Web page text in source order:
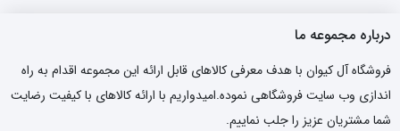
درباره مجموعه ما
فروشگاه آل کیوان با هدف معرفی کالاهای قابل ارائه این مجموعه اقدام به راه
اندازی وب سایت فروشگاهی نموده.امیدواریم با ارائه کالاهای با کیفیت رضایت
شما مشتریان عزیز را جلب نماییم.